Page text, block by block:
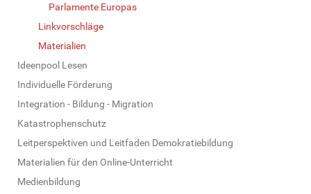
Parlamente Europas
Linkvorschläge
Materialien
Ideenpool Lesen
Individuelle Förderung
Integration - Bildung - Migration
Katastrophenschutz
Leitperspektiven und Leitfaden Demokratiebildung
Materialien für den Online-Unterricht
Medienbildung